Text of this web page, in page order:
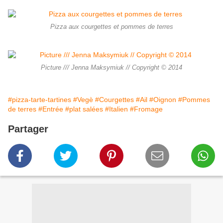
Pizza aux courgettes et pommes de terres
Picture /// Jenna Maksymiuk // Copyright © 2014
#pizza-tarte-tartines #Vegè #Courgettes #Ail #Oignon #Pommes
de terres #Entrée #plat salées #Italien #Fromage
Partager